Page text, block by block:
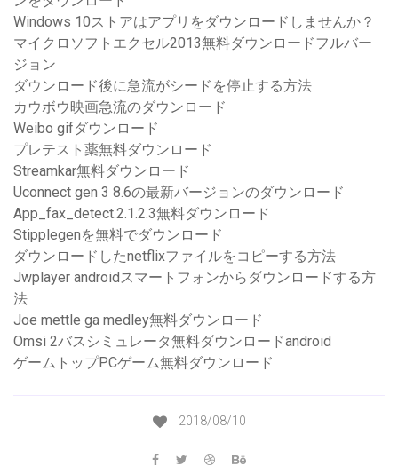
Windows 10ストアはアプリをダウンロードしませんか？
マイクロソフトエクセル2013無料ダウンロードフルバー
ジョン
ダウンロード後に急流がシードを停止する方法
カウボウ映画急流のダウンロード
Weibo gifダウンロード
プレテスト薬無料ダウンロード
Streamkar無料ダウンロード
Uconnect gen 3 8.6の最新バージョンのダウンロード
App_fax_detect.2.1.2.3無料ダウンロード
Stipplegenを無料でダウンロード
ダウンロードしたnetflixファイルをコピーする方法
Jwplayer androidスマートフォンからダウンロードする方
法
Joe mettle ga medley無料ダウンロード
Omsi 2バスシミュレータ無料ダウンロードandroid
ゲームトップPCゲーム無料ダウンロード
2018/08/10